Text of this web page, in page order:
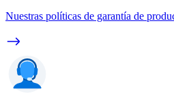
Nuestras políticas de garantía de